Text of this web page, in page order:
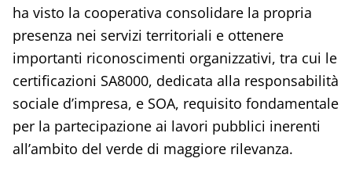
ha visto la cooperativa consolidare la propria
presenza nei servizi territoriali e ottenere
importanti riconoscimenti organizzativi, tra cui le
certificazioni SA8000, dedicata alla responsabilità
sociale d’impresa, e SOA, requisito fondamentale
per la partecipazione ai lavori pubblici inerenti
all’ambito del verde di maggiore rilevanza.